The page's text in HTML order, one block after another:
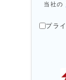
当社の
プラ